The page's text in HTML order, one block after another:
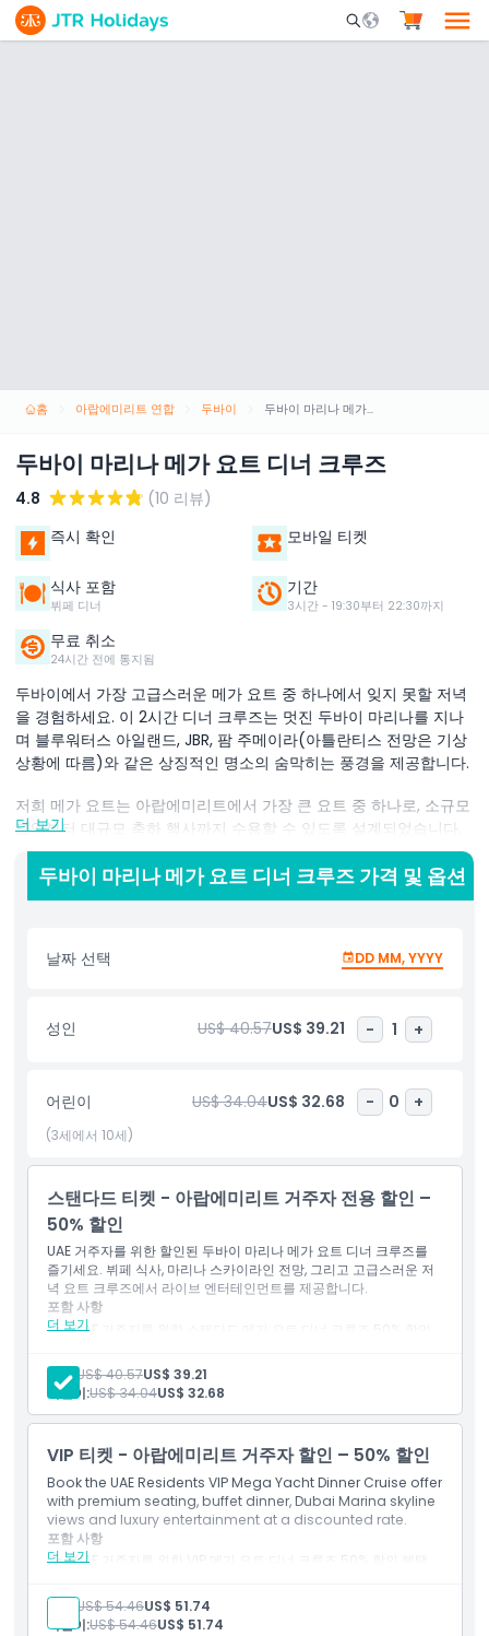
Mobile Search
홈 아랍에미리트 연합 두바이 두바이 마리나 메가 요트 디너 크루즈
두바이 마리나 메가 요트 디너 크루즈
4.8
(10 리뷰)
즉시 확인
모바일 티켓
식사 포함
뷔페 디너
기간
3시간 - 19:30부터 22:30까지
무료 취소
24시간 전에 통지됨
두바이에서 가장 고급스러운 메가 요트 중 하나에서 잊지 못할 저녁
을 경험하세요. 이 2시간 디너 크루즈는 멋진 두바이 마리나를 지나
며 블루워터스 아일랜드, JBR, 팜 주메이라(아틀란티스 전망은 기상
상황에 따름)와 같은 상징적인 명소의 숨막히는 풍경을 제공합니다.
저희 메가 요트는 아랍에미리트에서 가장 큰 요트 중 하나로, 소규모
모임부터 대규모 축하 행사까지 수용할 수 있도록 설계되었습니다.
최대 500명까지 수용 가능한 우아한 무도회장과 넓은 선덱은 결혼
식, 기업 행사 및 개인 파티에 완벽합니다.
급 뷔페, 라이브 BBQ 스테이션, 카나페, 청량음료 및 주스를 포함한
포함 사항
픽업 시간 하차 시간
출발 종료 지점
위치
취소 정책
더 보기
두바이 마리나 메가 요트 디너 크루즈 가격 및 옵션
날짜 선택 DD MM, YYYY
성인 US$ 40.57US$ 39.21 - 1 +
어린이 US$ 34.04US$ 32.68 - 0 +
(3세에서 10세)
스탠다드 티켓 - 아랍에미리트 거주자 전용 할인 –
50% 할인
UAE 거주자를 위한 할인된 두바이 마리나 메가 요트 디너 크루즈를
즐기세요. 뷔페 식사, 마리나 스카이라인 전망, 그리고 고급스러운 저
녁 요트 크루즈에서 라이브 엔터테인먼트를 제공합니다.
더 보기
포함 사항
UAE 거주자를 위한 스탠다드 메가 요트 디너 크루즈 50% 할인
3시간 두바이 마리나 저녁 요트 크루즈
국제 뷔페 디너 포함
두바이 마리나 스카이라인, JBR, 블루워터스 아일랜드 전망
선상 엔터테인먼트 및 음악 이용 가능
UAE 거주자를 위한 합리적인 가격의 두바이 럭셔리 크루즈 옵션
성인: US$ 40.57US$ 39.21
어린이:US$ 34.04US$ 32.68
VIP 티켓 - 아랍에미리트 거주자 할인 – 50% 할인
Book the UAE Residents VIP Mega Yacht Dinner Cruise offer
with premium seating, buffet dinner, Dubai Marina skyline
views and luxury entertainment at a discounted rate.
더 보기
포함 사항
UAE 거주자를 위한 VIP 메가 요트 디너 크루즈 50% 할인 혜택
3시간 럭셔리 디너 크루즈 경험
선택된 음료와 함께하는 인터내셔널 뷔페 디너
성인: US$ 54.46US$ 51.74
어린이:US$ 54.46US$ 51.74